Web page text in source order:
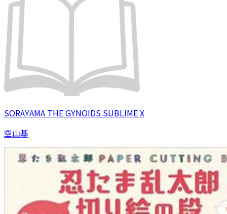
SORAYAMA THE GYNOIDS SUBLIME X
空山基